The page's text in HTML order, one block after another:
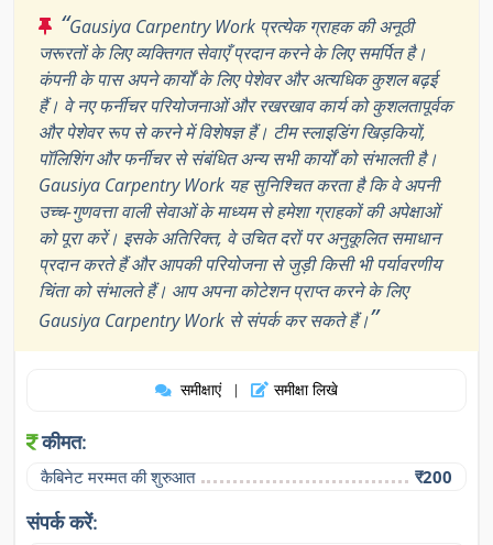
“Gausiya Carpentry Work प्रत्येक ग्राहक की अनूठी
जरूरतों के लिए व्यक्तिगत सेवाएँ प्रदान करने के लिए समर्पित है।
कंपनी के पास अपने कार्यों के लिए पेशेवर और अत्यधिक कुशल बढ़ई
हैं। वे नए फर्नीचर परियोजनाओं और रखरखाव कार्य को कुशलतापूर्वक
और पेशेवर रूप से करने में विशेषज्ञ हैं। टीम स्लाइडिंग खिड़कियों,
पॉलिशिंग और फर्नीचर से संबंधित अन्य सभी कार्यों को संभालती है।
Gausiya Carpentry Work यह सुनिश्चित करता है कि वे अपनी
उच्च-गुणवत्ता वाली सेवाओं के माध्यम से हमेशा ग्राहकों की अपेक्षाओं
को पूरा करें। इसके अतिरिक्त, वे उचित दरों पर अनुकूलित समाधान
प्रदान करते हैं और आपकी परियोजना से जुड़ी किसी भी पर्यावरणीय
चिंता को संभालते हैं। आप अपना कोटेशन प्राप्त करने के लिए
Gausiya Carpentry Work से संपर्क कर सकते हैं।”
समीक्षाएं | समीक्षा लिखे
कीमत:
कैबिनेट मरम्मत की शुरुआत ₹200
संपर्क करें: